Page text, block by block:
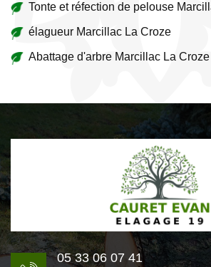
Tonte et réfection de pelouse
élagueur Marcillac La Croze
Abattage d'arbre Marcillac La
05 33 06 07 41